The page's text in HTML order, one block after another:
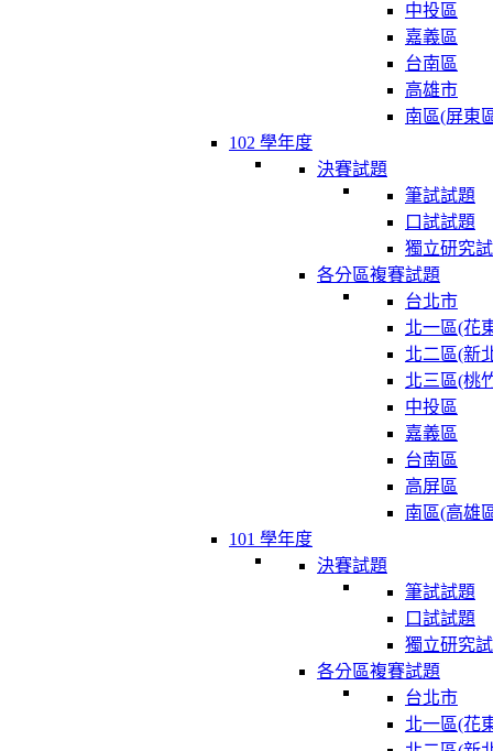
中投區
嘉義區
台南區
高雄市
南區(屏東
102 學年度
決賽試題
筆試試題
口試試題
獨立研究
各分區複賽試題
台北市
北一區(花
北二區(新
北三區(桃
中投區
嘉義區
台南區
高屏區
南區(高雄
101 學年度
決賽試題
筆試試題
口試試題
獨立研究
各分區複賽試題
台北市
北一區(花